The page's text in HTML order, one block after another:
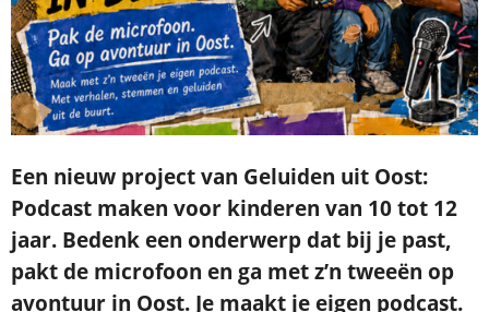
Een nieuw project van Geluiden uit Oost:
Podcast maken voor kinderen van 10 tot 12
jaar. Bedenk een onderwerp dat bij je past,
pakt de microfoon en ga met z’n tweeën op
avontuur in Oost. Je maakt je eigen podcast.